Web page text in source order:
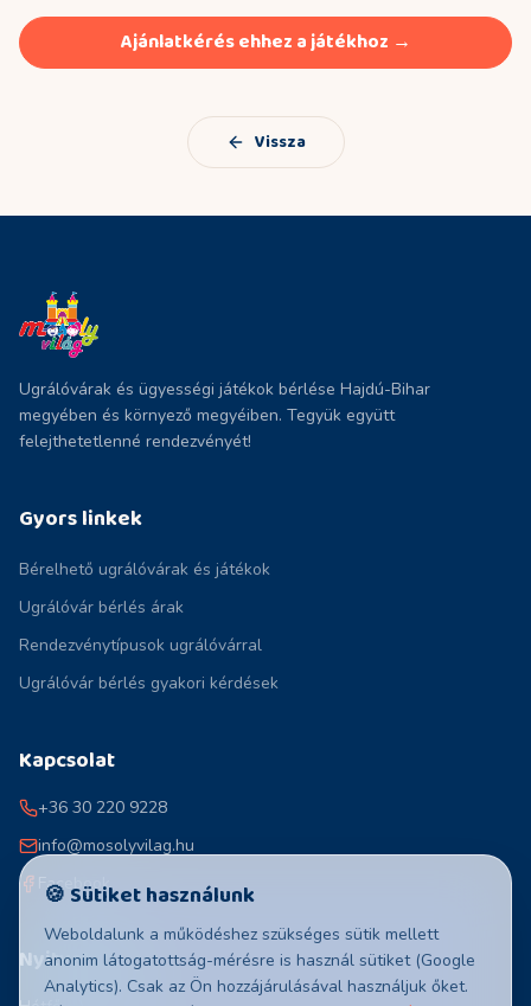
Ajánlatkérés ehhez a játékhoz →
Vissza
Ugrálóvárak és ügyességi játékok bérlése Hajdú-Bihar
megyében és környező megyéiben. Tegyük együtt
felejthetetlenné rendezvényét!
Gyors linkek
Bérelhető ugrálóvárak és játékok
Ugrálóvár bérlés árak
Rendezvénytípusok ugrálóvárral
Ugrálóvár bérlés gyakori kérdések
Kapcsolat
+36 30 220 9228
info@mosolyvilag.hu
Facebook
Nyitvatartás
🍪 Sütiket használunk
Weboldalunk a működéshez szükséges sütik mellett
anonim látogatottság-mérésre is használ sütiket (Google
Analytics). Csak az Ön hozzájárulásával használjuk őket.